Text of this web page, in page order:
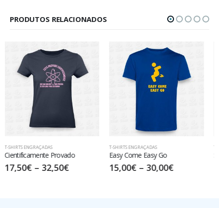
PRODUTOS RELACIONADOS
T-SHIRTS ENGRAÇADAS
Easy Come Easy Go
15,00 €–30,00
T-SHIRTS ENGRAÇADAS
Stress Kills
15,00 €–30,00